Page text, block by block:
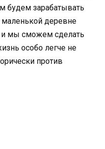
будем зарабатывать
маленькой деревне
и мы сможем сделать
особо легче не
против